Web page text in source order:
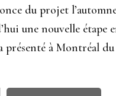
du projet
une nouvelle
présenté à Montréal